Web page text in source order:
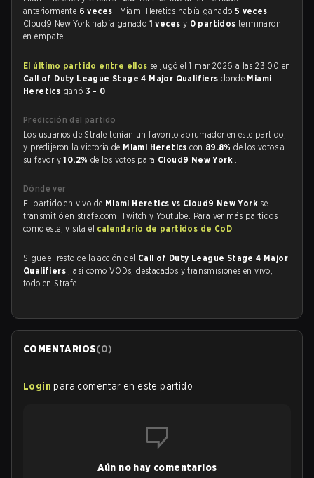
anteriormente 6 veces . Miami Heretics había ganado 5 veces ,
Cloud9 New York había ganado 1 veces y 0 partidosterminaron
en empate.
El último partido entre ellos se jugó el 1 mar 2026 a las 23:00 en
Call of Duty League Stage 4 Major Qualifiers donde Miami
Heretics ganó 3 - 0 .
Predicción del partido
Los usuarios de Strafe tenían un favorito abrumador en este partido,
y predijeron la victoria de Miami Hereticscon 89.8%de los votos a
su favor y10.2% de los votos para Cloud9 New York .
Dónde ver
El partido en vivo de Miami Heretics vs Cloud9 New York se
transmitió en strafe.com, Twitch y Youtube. Para ver más partidos
como este, visita el calendario de partidos de CoD .
Sigue el resto de la acción del Call of Duty League Stage 4 Major
Qualifiers , así como VODs, destacados y transmisiones en vivo,
todo en Strafe.
COMENTARIOS(0)
Login para comentar en este partido
Aún no hay comentarios